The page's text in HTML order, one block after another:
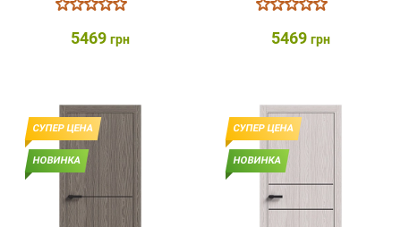
5469 грн 5469 грн
СУПЕР ЦЕНА
НОВИНКА
СУПЕР ЦЕНА
НОВИНКА